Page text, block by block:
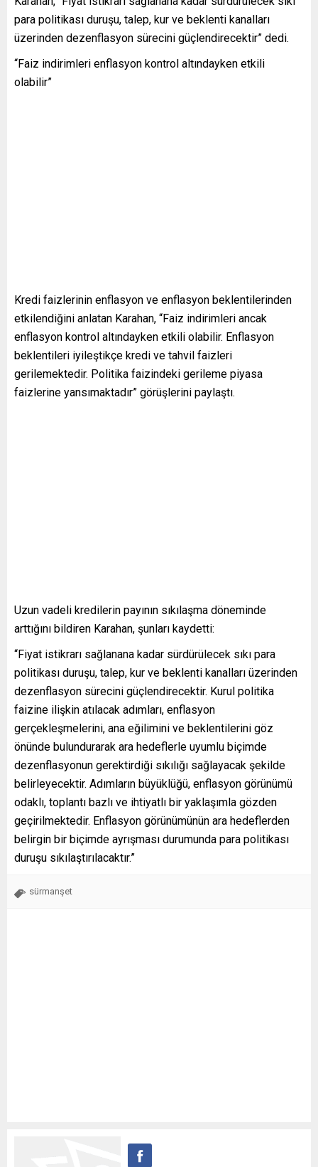
para politikası duruşu, talep, kur ve beklenti kanalları
üzerinden dezenflasyon sürecini güçlendirecektir” dedi.
“Faiz indirimleri enflasyon kontrol altındayken etkili
olabilir”
Kredi faizlerinin enflasyon ve enflasyon beklentilerinden
etkilendiğini anlatan Karahan, “Faiz indirimleri ancak
enflasyon kontrol altındayken etkili olabilir. Enflasyon
beklentileri iyileştikçe kredi ve tahvil faizleri
gerilemektedir. Politika faizindeki gerileme piyasa
faizlerine yansımaktadır” görüşlerini paylaştı.
Uzun vadeli kredilerin payının sıkılaşma döneminde
arttığını bildiren Karahan, şunları kaydetti:
“Fiyat istikrarı sağlanana kadar sürdürülecek sıkı para
politikası duruşu, talep, kur ve beklenti kanalları üzerinden
dezenflasyon sürecini güçlendirecektir. Kurul politika
faizine ilişkin atılacak adımları, enflasyon
gerçekleşmelerini, ana eğilimini ve beklentilerini göz
önünde bulundurarak ara hedeflerle uyumlu biçimde
dezenflasyonun gerektirdiği sıkılığı sağlayacak şekilde
belirleyecektir. Adımların büyüklüğü, enflasyon görünümü
odaklı, toplantı bazlı ve ihtiyatlı bir yaklaşımla gözden
geçirilmektedir. Enflasyon görünümünün ara hedeflerden
belirgin bir biçimde ayrışması durumunda para politikası
duruşu sıkılaştırılacaktır.”
sürmanşet